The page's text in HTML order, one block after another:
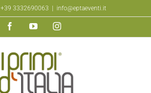
| +39 3332690063 info@eptaeventi.it
FacebookYouTubeInstagram